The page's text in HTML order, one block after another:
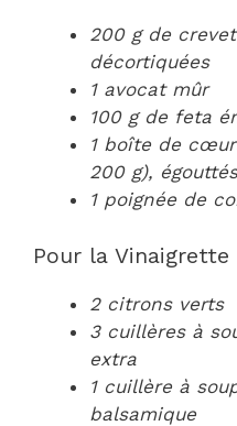
200 g de
décortiquées
1 avocat mûr
100 g de feta
1 boîte de
200 g), égouttés
1 poignée de
Pour la Vinaigrette
2 citrons verts
3 cuillères à
extra
1 cuillère à
balsamique